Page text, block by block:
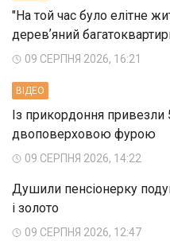
"На той час було елітне
деревʼяний
09 СЕРПНЯ 2026, 16:21
ВIДЕО
Із прикордоння привезли
двоповерховою фурою
09 СЕРПНЯ 2026, 14:22
Душили пенсіонерку
і золото
09 СЕРПНЯ 2026, 12:47